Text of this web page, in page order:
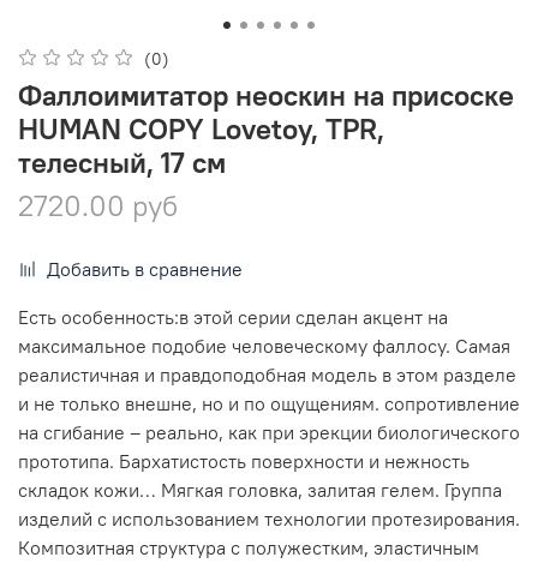
(0)
Фаллоимитатор неоскин на присоске
HUMAN COPY Lovetoy, TPR,
телесный, 17 см
2720.00 руб
Добавить в сравнение
Есть особенность:в этой серии сделан акцент на
максимальное подобие человеческому фаллосу. Самая
реалистичная и правдоподобная модель в этом разделе
и не только внешне, но и по ощущениям. сопротивление
на сгибание – реально, как при эрекции биологического
прототипа. Бархатистость поверхности и нежность
складок кожи… Мягкая головка, залитая гелем. Группа
изделий с использованием технологии протезирования.
Композитная структура с полужестким, эластичным